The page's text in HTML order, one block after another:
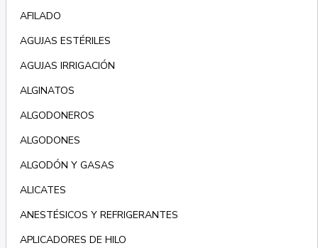
AFILADO
AGUJAS ESTÉRILES
AGUJAS IRRIGACIÓN
ALGINATOS
ALGODONEROS
ALGODONES
ALGODÓN Y GASAS
ALICATES
ANESTÉSICOS Y REFRIGERANTES
APLICADORES DE HILO